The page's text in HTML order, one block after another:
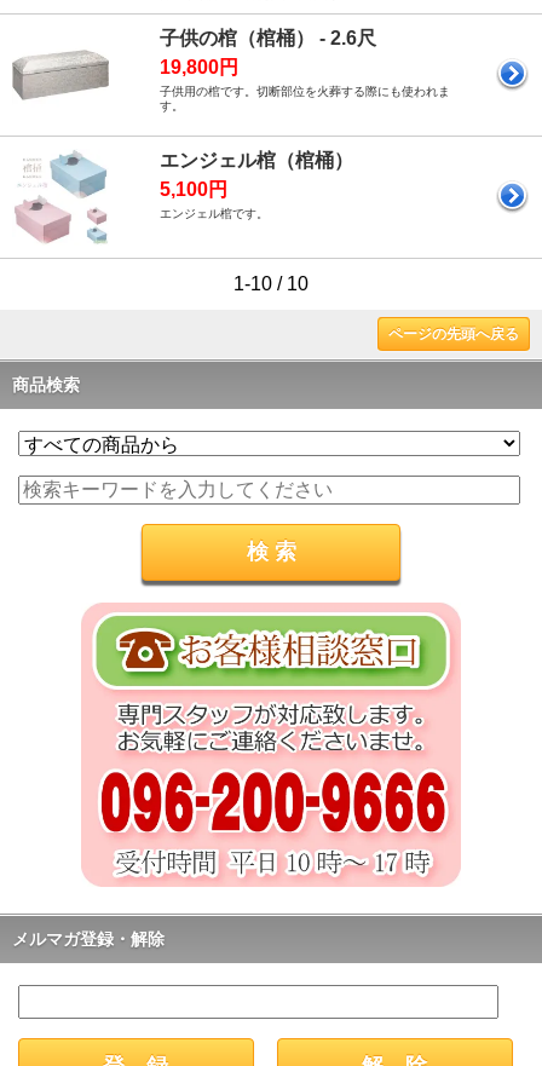
子供の棺（棺桶） - 2.6尺
19,800円
子供用の棺です。切断部位を火葬する際にも使われま
す。
エンジェル棺（棺桶）
5,100円
エンジェル棺です。
1-10 / 10
ページの先頭へ戻る
商品検索
メルマガ登録・解除